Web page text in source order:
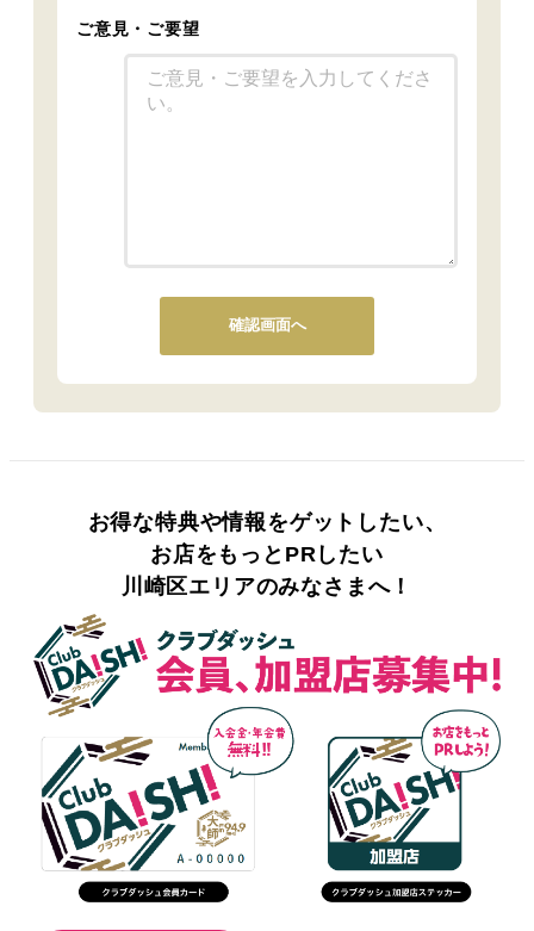
ご意見・ご要望
確認画面へ
お得な特典や情報をゲットしたい、
お店をもっとPRしたい
川崎区エリアのみなさまへ！